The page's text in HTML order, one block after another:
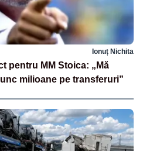
Ionuț Nichita
pentru MM Stoica: „Mă
milioane pe transferuri”